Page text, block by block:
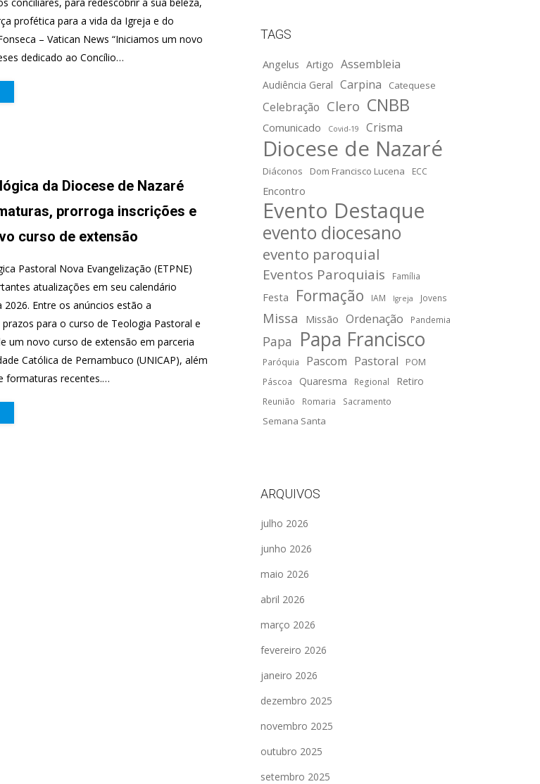
profética para a vida da Igreja e do
– Vatican News “Iniciamos um novo
dedicado ao Concílio…
da Diocese de Nazaré
prorroga inscrições e
curso de extensão
Pastoral Nova Evangelização (ETPNE)
atualizações em seu calendário
2026. Entre os anúncios estão a
para o curso de Teologia Pastoral e
um novo curso de extensão em parceria
Católica de Pernambuco (UNICAP), além
formaturas recentes.…
TAGS
Angelus Artigo Assembleia
Audiência Geral Carpina Catequese
Celebração Clero CNBB
Comunicado Covid-19 Crisma
Diocese de Nazaré
Diáconos Dom Francisco Lucena ECC
Encontro
Evento Destaque
evento diocesano
evento paroquial
Eventos Paroquiais Família
Festa Formação IAM Igreja Jovens
Missa Missão Ordenação Pandemia
Papa Papa Francisco
Paróquia Pascom Pastoral POM
Páscoa Quaresma Regional Retiro
Reunião Romaria Sacramento
Semana Santa
ARQUIVOS
julho 2026
junho 2026
maio 2026
abril 2026
março 2026
fevereiro 2026
janeiro 2026
dezembro 2025
novembro 2025
outubro 2025
setembro 2025